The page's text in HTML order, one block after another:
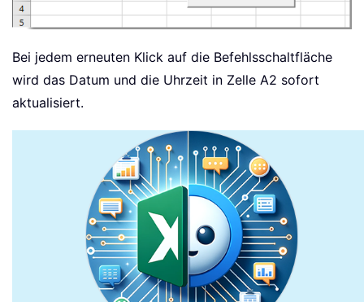
Bei jedem erneuten Klick auf die Befehlsschaltfläche
wird das Datum und die Uhrzeit in Zelle A2 sofort
aktualisiert.